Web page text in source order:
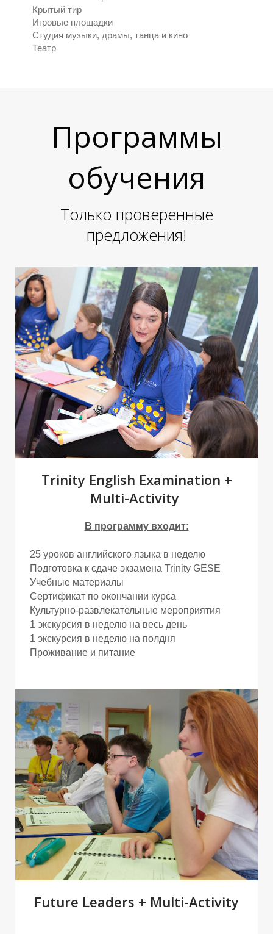
Р
О
Г
Крытый тир
Игровые площадки
Студия музыки, драмы, танца и кино
Театр
Программы
обучения
Только проверенные
предложения!
Trinity English Examination +
Multi-Activity
В программу входит:
25 уроков английского языка в неделю
Подготовка к сдаче экзамена Trinity GESE
Учебные материалы
Сертификат по окончании курса
Культурно-развлекательные мероприятия
1 экскурсия в неделю на весь день
1 экскурсия в неделю на полдня
Проживание и питание
Future Leaders + Multi-Activity
Р
О
Г